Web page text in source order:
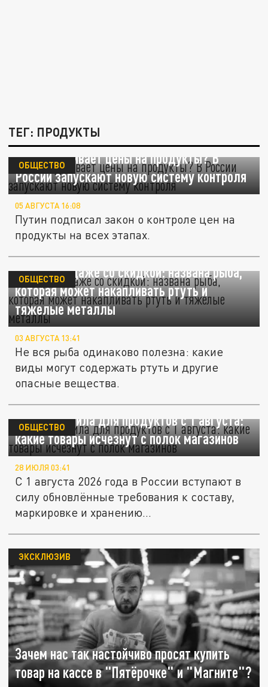
ТЕГ: ПРОДУКТЫ
Кто накручивает цены на продукты? В
России запускают новую систему контроля
ОБЩЕСТВО
05 АВГУСТА 16:08
Путин подписал закон о контроле цен на
продукты на всех этапах.
Не берите даже со скидкой: названа рыба,
которая может накапливать ртуть и
тяжелые металлы
ОБЩЕСТВО
03 АВГУСТА 13:41
Не вся рыба одинаково полезна: какие
виды могут содержать ртуть и другие
опасные вещества.
Новые правила для продуктов с 1 августа:
какие товары исчезнут с полок магазинов
ОБЩЕСТВО
28 ИЮЛЯ 03:41
С 1 августа 2026 года в России вступают в
силу обновлённые требования к составу,
маркировке и хранению...
Зачем нас так настойчиво просят купить
товар на кассе в "Пятёрочке" и "Магните"?
ЭКСКЛЮЗИВ